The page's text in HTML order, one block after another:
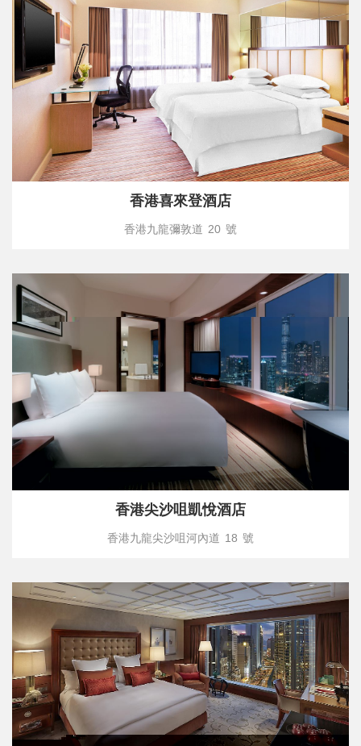
香港喜來登酒店
香港九龍彌敦道 20 號
香港尖沙咀凱悅酒店
香港九龍尖沙咀河內道 18 號